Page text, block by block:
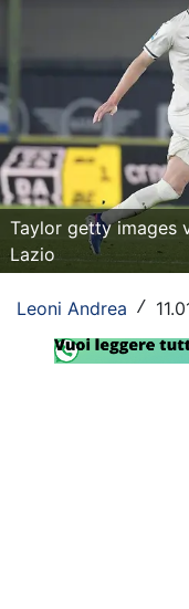
Serie A
Champions
Europa League
Altri Sport
Taylor getty images
Lazio
Leoni Andrea /